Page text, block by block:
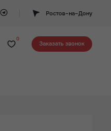
Ростов–на–Дону
0
Заказать звонок